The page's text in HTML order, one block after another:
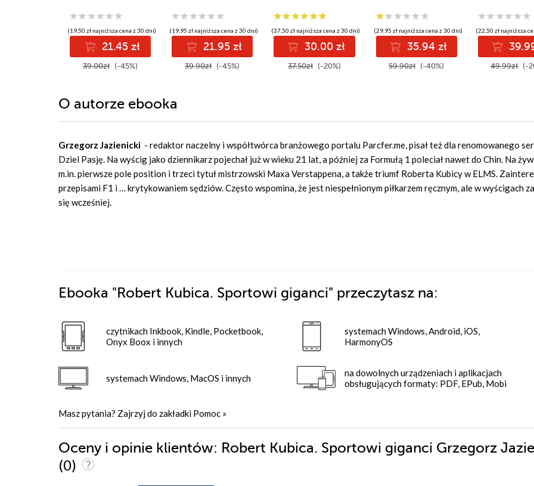
(19,50 zł najniższa cena z 30 dni)
21.45 zł
39.00zł (-45%)
(19,95 zł najniższa cena z 30 dni)
21.95 zł
39.90zł (-45%)
(37,50 zł najniższa cena z 30 dni)
30.00 zł
37.50zł (-20%)
(29,95 zł najniższa cena z 30 dni)
35.94 zł
59.90zł (-40%)
(22,50 zł najniższa
49.99zł (-
O autorze ebooka
Grzegorz Jazienicki - redaktor naczelny i współtwórca branżowego portalu Parcfer.me, pisał też dla renomowanego
Dziel Pasję. Na wyścig jako dziennikarz pojechał już w wieku 21 lat, a później za Formułą 1 poleciał nawet do Chin. Na
m.in. pierwsze pole position i trzeci tytuł mistrzowski Maxa Verstappena, a także triumf Roberta Kubicy w ELMS.
przepisami F1 i … krytykowaniem sędziów. Często wspomina, że jest niespełnionym piłkarzem ręcznym, ale w wyścigach
się wcześniej.
Ebooka "Robert Kubica. Sportowi giganci" przeczytasz na:
czytnikach Inkbook, Kindle, Pocketbook,
Onyx Boox i innych
systemach Windows, MacOS i innych
systemach Windows, Android, iOS,
HarmonyOS
na dowolnych urządzeniach i aplikacjach
obsługujących formaty: PDF, EPub, Mobi
Masz pytania? Zajrzyj do zakładki Pomoc »
Oceny i opinie klientów: Robert Kubica. Sportowi giganci Grzegorz
(0)